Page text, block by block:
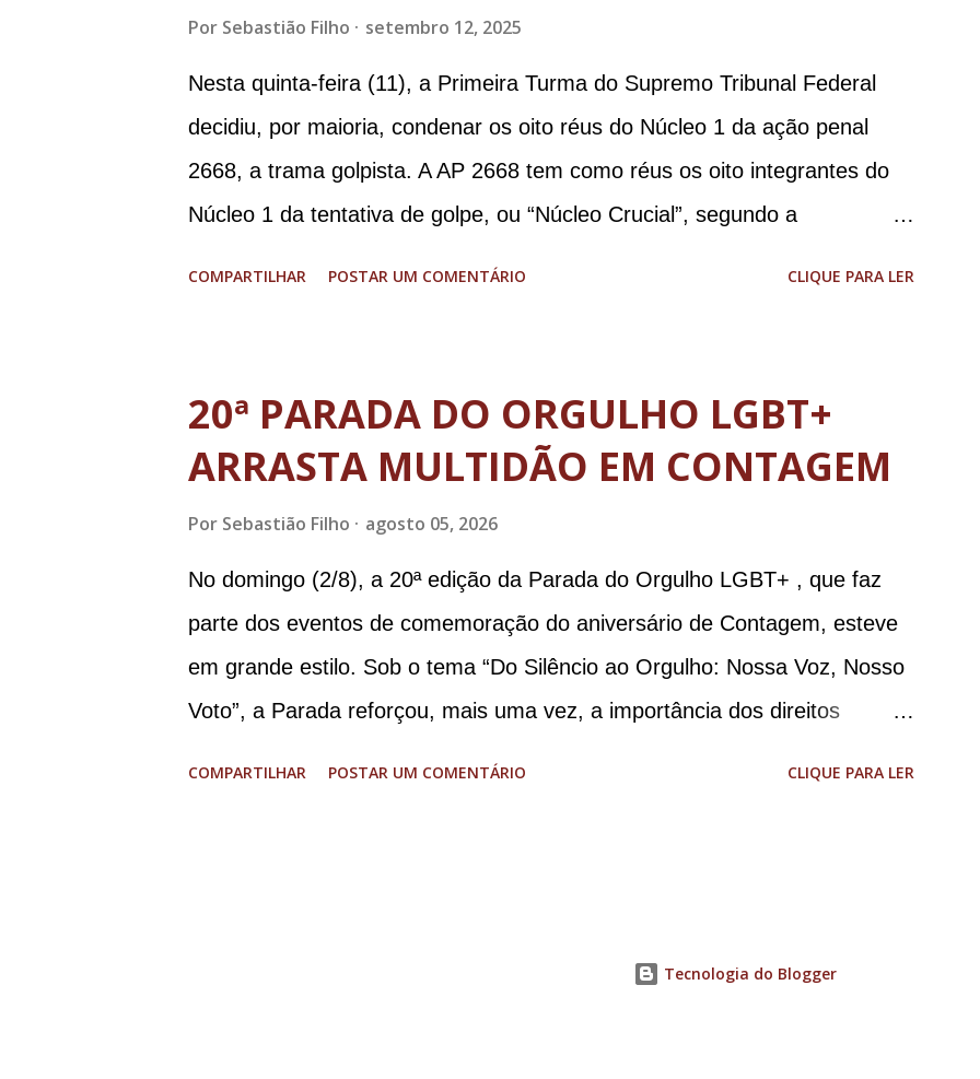
Por Sebastião Filho setembro 12, 2025
Nesta quinta-feira (11), a Primeira Turma do Supremo Tribunal Federal
decidiu, por maioria, condenar os oito réus do Núcleo 1 da ação penal
2668, a trama golpista. A AP 2668 tem como réus os oito integrantes do
Núcleo 1 da tentativa de golpe, ou “Núcleo Crucial”, segundo a
Augusto Heleno, ex-chefe do Gabinete de Segurança Institucional (GSI); o
tenente-coronel Mauro Cid, ex-ajudante de ordens de Bolsonaro (réu-
colaborador); o ex-presidente da República Jair Bolsonaro; o general
Paulo Sérgio Nogueira, ex-ministro da Defesa; e o general da reserva
Walter Braga Netto, ex-ministro da Casa Civil e da Defesa. A acusação
envolveu os crimes de tentativa de abolição violenta do Estado
Democrático de Direito, golpe de E...
COMPARTILHAR POSTAR UM COMENTÁRIO CLIQUE PARA LER
20ª PARADA DO ORGULHO LGBT+
ARRASTA MULTIDÃO EM CONTAGEM
Por Sebastião Filho agosto 05, 2026
No domingo (2/8), a 20ª edição da Parada do Orgulho LGBT+ , que faz
parte dos eventos de comemoração do aniversário de Contagem, esteve
em grande estilo. Sob o tema “Do Silêncio ao Orgulho: Nossa Voz, Nosso
Voto”, a Parada reforçou, mais uma vez, a importância dos direitos
evento cultural, a Parada LGBT+ é também um evento político. Nesse
COMPARTILHAR POSTAR UM COMENTÁRIO CLIQUE PARA LER
Tecnologia do Blogger